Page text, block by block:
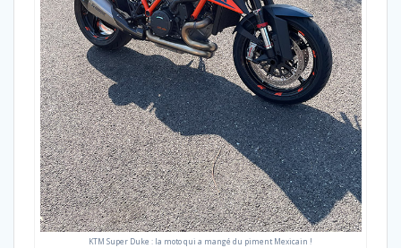
KTM Super Duke : la moto qui a mangé du piment Mexicain !